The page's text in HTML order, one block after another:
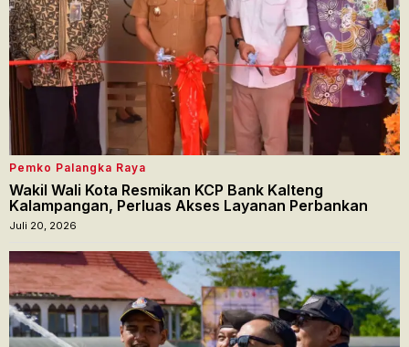
Pemko Palangka Raya
Wakil Wali Kota Resmikan KCP Bank Kalteng
Kalampangan, Perluas Akses Layanan Perbankan
Juli 20, 2026